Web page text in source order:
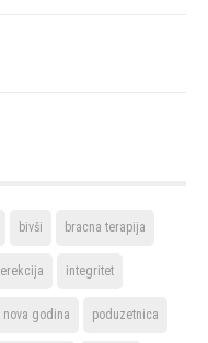
bivši bracna terapija
erekcija integritet
nova godina poduzetnica